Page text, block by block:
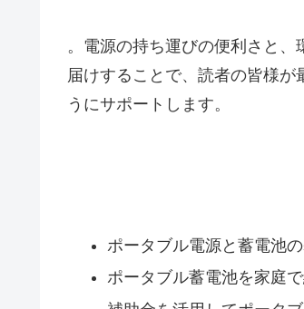
。電源の持ち運びの便利さと
届けすることで、読者の皆様
うにサポートします。
ポータブル電源と蓄電池
ポータブル蓄電池を家庭